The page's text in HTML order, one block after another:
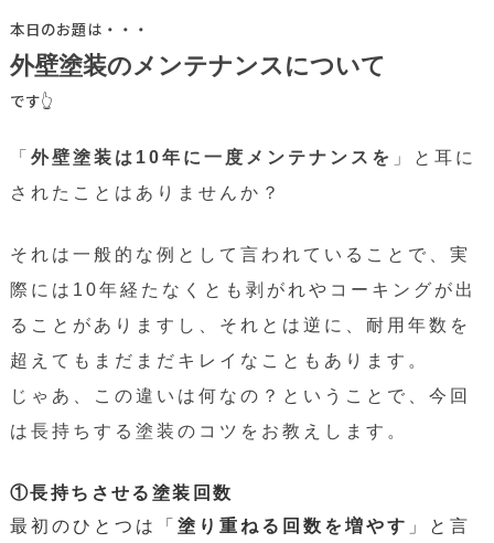
本日のお題は・・・
外壁塗装のメンテナンスについて
です👆
「 外壁塗装は10年に一度メンテナンスを 」と耳に
されたことはありませんか？
それは一般的な例として言われていることで、実
際には 10年経たなくとも剥がれやコーキングが出
ることがありますし、それとは逆に、耐用年数を
超えてもまだまだキレイなこともあります。
じゃあ、この違いは何なの？ということで、今回
は長持ちする塗装のコツをお教えします。
①長持ちさせる塗装回数
最初のひとつは「 塗り重ねる回数を増やす 」と言